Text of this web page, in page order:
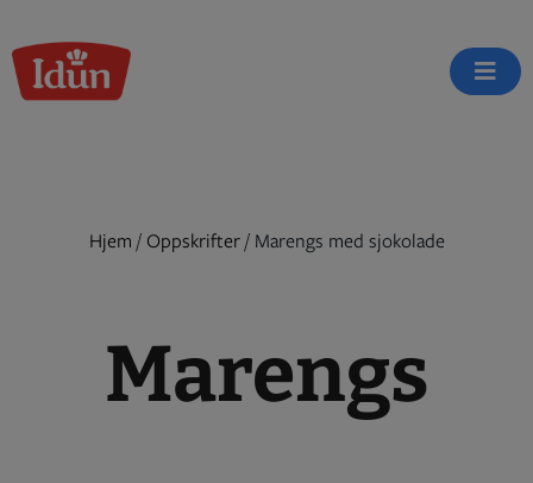
to
content
Hjem / Oppskrifter/ Marengs med sjokolade
Marengs